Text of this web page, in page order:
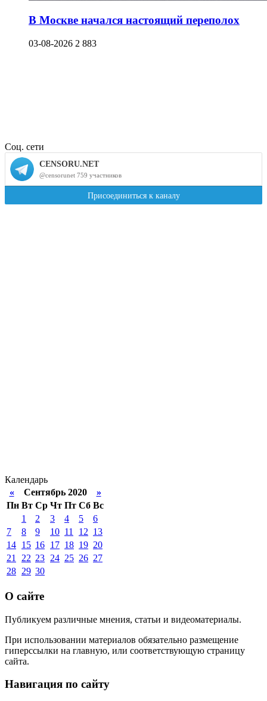
В Москве начался настоящий переполох
03-08-2026 2 883
Соц. сети
Календарь
«Сентябрь 2020 »
Пн Вт Ср Чт Пт Сб Вс
1
2 3 4 5
6
7
8 9 10 11 12 13
14 15 16 17 18 19 20
21
22 23 24 25 26 27
28 29 30
О сайте
Публикуем различные мнения, статьи и видеоматериалы.
При использовании материалов обязательно размещение
гиперссылки на главную, или соответствующую страницу
сайта.
Навигация по сайту